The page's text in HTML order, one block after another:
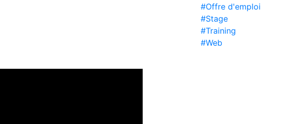
#Offre d'emploi
#Stage
#Training
#Web